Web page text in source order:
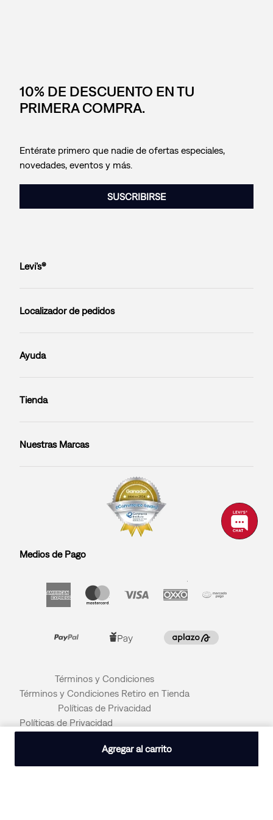
Agregar al carrito
10% DE DESCUENTO EN TU
PRIMERA COMPRA.
Entérate primero que nadie de ofertas especiales,
novedades, eventos y más.
SUSCRIBIRSE
Levi’s®
Localizador de pedidos
Ayuda
Tienda
Nuestras Marcas
Medios de Pago
Términos y Condiciones
Términos y Condiciones Retiro en Tienda
Políticas de Privacidad
Políticas de Privacidad
© 2026 LEVI STRAUSS & CO